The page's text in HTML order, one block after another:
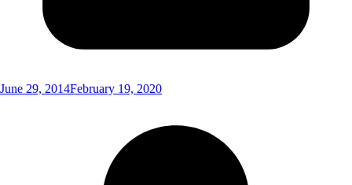
June 29, 2014February 19, 2020